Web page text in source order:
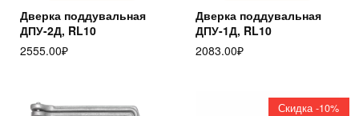
Дверка поддувальная
ДПУ-2Д, RL10
2555.00₽
Дверка поддувальная
ДПУ-1Д, RL10
2083.00₽
Скидка -10%